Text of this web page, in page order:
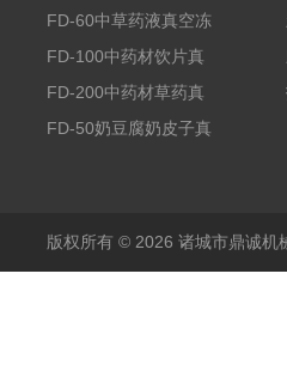
FD-60中草药液真空冻
干机
FD-100中药材饮片真
空冻干机
FD-200中药材草药真
空冻干机
FD-50奶豆腐奶皮子真
版权所有 © 2026 诸城市鼎诚机